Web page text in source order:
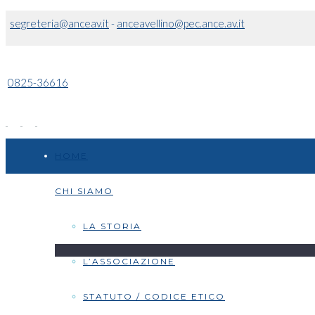
segreteria@anceav.it- anceavellino@pec.ance.av.it
0825-36616
CHI SIAMO
LA STORIA
L’ASSOCIAZIONE
STATUTO / CODICE ETICO